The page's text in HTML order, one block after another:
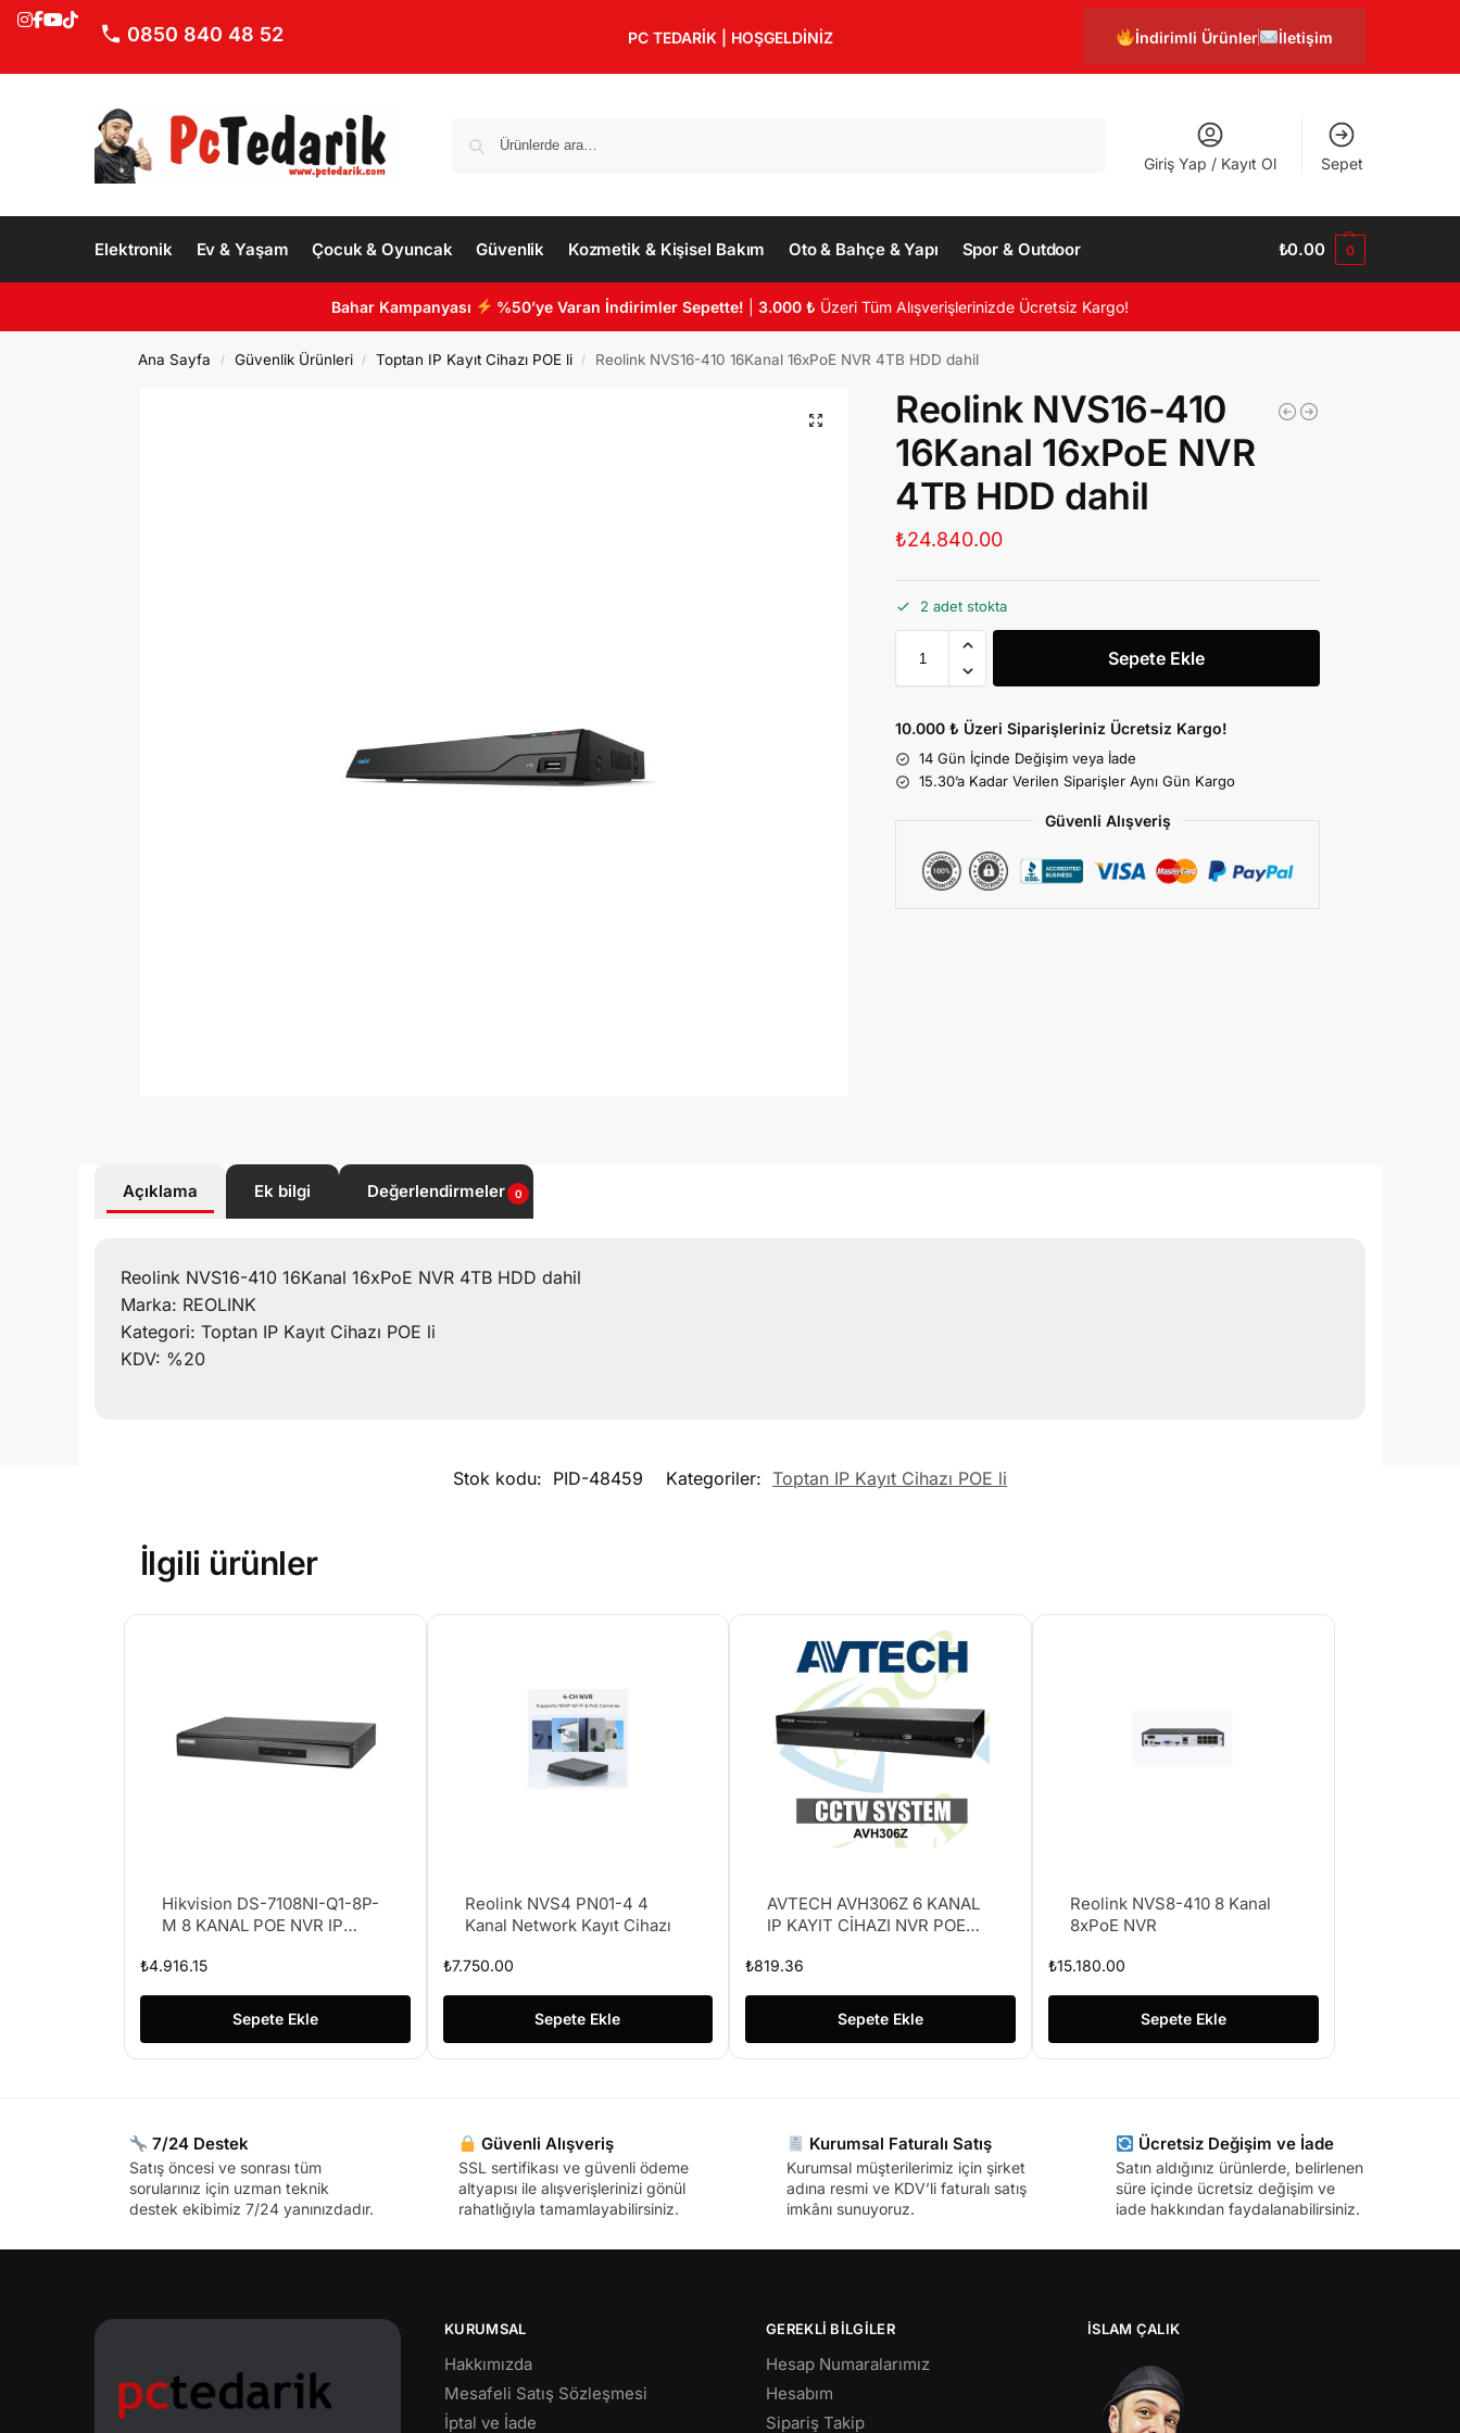
0850 840 48 52 PC TEDARİK | HOŞGELDİNİZ İndirimli Ürünler İletişim
Giriş Yap / Kayıt Ol Sepet
Elektronik Ev & Yaşam Çocuk & Oyuncak Güvenlik Kozmetik & Kişisel Bakım Oto & Bahçe & Yapı Spor & Outdoor ₺0.00 0
Bahar Kampanyası %50’ye Varan İndirimler Sepette! |3.000 ₺ Üzeri Tüm Alışverişlerinizde Ücretsiz Kargo!
Ana Sayfa / Güvenlik Ürünleri / Toptan IP Kayıt Cihazı POE li / Reolink NVS16-410 16Kanal 16xPoE NVR 4TB HDD dahil
Reolink NVS16-410
16Kanal 16xPoE NVR
4TB HDD dahil
₺24.840.00
2 adet stokta
Sepete Ekle
10.000 ₺ Üzeri Siparişleriniz Ücretsiz Kargo!
14 Gün İçinde Değişim veya İade
15.30’a Kadar Verilen Siparişler Aynı Gün Kargo
Güvenli Alışveriş
Açıklama Ek bilgi Değerlendirmeler 0
Reolink NVS16-410 16Kanal 16xPoE NVR 4TB HDD dahil
Marka: REOLINK
Kategori: Toptan IP Kayıt Cihazı POE li
KDV: %20
Stok kodu: PID-48459 Kategoriler: Toptan IP Kayıt Cihazı POE li
İlgili ürünler
Hikvision DS-7108NI-Q1-8P-
M 8 KANAL POE NVR IP
₺4.916.15
Sepete Ekle
Reolink NVS4 PN01-4 4
Kanal Network Kayıt Cihazı
₺7.750.00
Sepete Ekle
AVTECH AVH306Z 6 KANAL
IP KAYIT CİHAZI NVR POE
CİHAZI (UZAKTAN İZLEME
YOK)
₺819.36
Sepete Ekle
Reolink NVS8-410 8 Kanal
8xPoE NVR
₺15.180.00
Sepete Ekle
7/24 Destek
Satış öncesi ve sonrası tüm
sorularınız için uzman teknik
destek ekibimiz 7/24 yanınızdadır.
Güvenli Alışveriş
SSL sertifikası ve güvenli ödeme
altyapısı ile alışverişlerinizi gönül
rahatlığıyla tamamlayabilirsiniz.
Kurumsal Faturalı Satış
Kurumsal müşterilerimiz için şirket
adına resmi ve KDV’li faturalı satış
imkânı sunuyoruz.
Ücretsiz Değişim ve İade
Satın aldığınız ürünlerde, belirlenen
süre içinde ücretsiz değişim ve
iade hakkından faydalanabilirsiniz.
KURUMSAL
Hakkımızda
Mesafeli Satış Sözleşmesi
İptal ve İade
GEREKLİ BİLGİLER
Hesap Numaralarımız
Hesabım
Sipariş Takip
İSLAM ÇALIK